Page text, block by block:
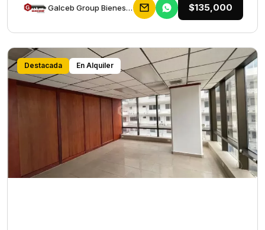
Galceb Group Bienes Raices $135,000
Destacada En Alquiler